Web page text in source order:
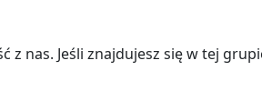
nas. Jeśli znaj­du­jesz się w tej